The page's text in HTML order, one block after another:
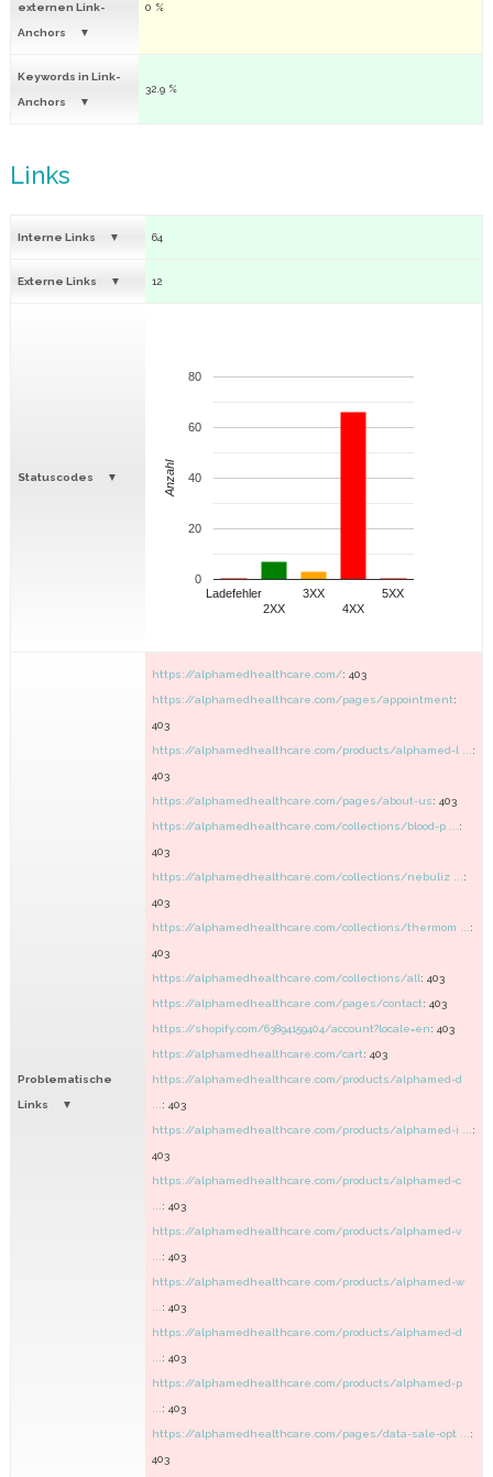
externen Link-
Anchors
0 %
Keywords in Link-
Anchors
32.9 %
Links
Interne Links 64
Externe Links 12
Statuscodes
Ladefehler
2XX
3XX
4XX
5XX
0
20
40
60
80
Anzahl
Problematische
Links
https://alphamedhealthcare.com/: 403
https://alphamedhealthcare.com/pages/appointment:
403
https://alphamedhealthcare.com/products/alphamed-l ... :
403
https://alphamedhealthcare.com/pages/about-us: 403
https://alphamedhealthcare.com/collections/blood-p ... :
403
https://alphamedhealthcare.com/collections/nebuliz ... :
403
https://alphamedhealthcare.com/collections/thermom ... :
403
https://alphamedhealthcare.com/collections/all: 403
https://alphamedhealthcare.com/pages/contact: 403
https://shopify.com/63894159404/account?locale=en: 403
https://alphamedhealthcare.com/cart: 403
https://alphamedhealthcare.com/products/alphamed-d
: 403
https://alphamedhealthcare.com/products/alphamed-i ... :
403
https://alphamedhealthcare.com/products/alphamed-c
: 403
https://alphamedhealthcare.com/products/alphamed-v
: 403
https://alphamedhealthcare.com/products/alphamed-w
: 403
https://alphamedhealthcare.com/products/alphamed-d
: 403
https://alphamedhealthcare.com/products/alphamed-p
: 403
https://alphamedhealthcare.com/pages/data-sale-opt ... :
403